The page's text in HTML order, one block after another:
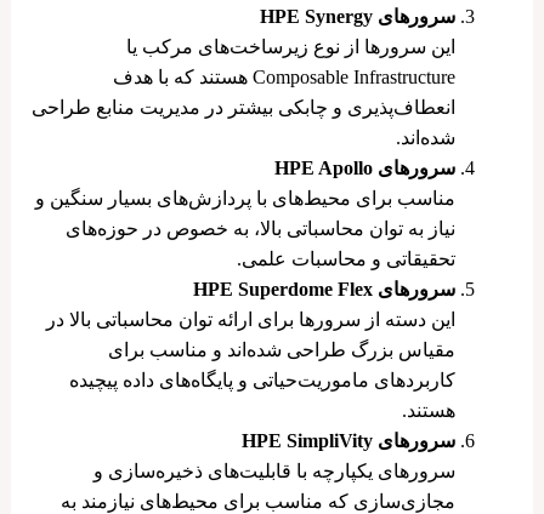
سرورهای HPE Synergy
این سرورها از نوع زیرساخت‌های مرکب یا
Composable Infrastructure هستند که با هدف
انعطاف‌پذیری و چابکی بیشتر در مدیریت منابع طراحی
شده‌اند.
سرورهای HPE Apollo
مناسب برای محیط‌های با پردازش‌های بسیار سنگین و
نیاز به توان محاسباتی بالا، به خصوص در حوزه‌های
تحقیقاتی و محاسبات علمی.
سرورهای HPE Superdome Flex
این دسته از سرورها برای ارائه توان محاسباتی بالا در
مقیاس بزرگ طراحی شده‌اند و مناسب برای
کاربردهای ماموریت‌حیاتی و پایگاه‌های داده پیچیده
هستند.
سرورهای HPE SimpliVity
سرورهای یکپارچه با قابلیت‌های ذخیره‌سازی و
مجازی‌سازی که مناسب برای محیط‌های نیازمند به